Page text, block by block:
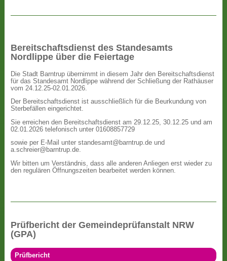
Bereitschaftsdienst des Standesamts
Nordlippe über die Feiertage
Die Stadt Barntrup übernimmt in diesem Jahr den Bereitschaftsdienst
für das Standesamt Nordlippe während der Schließung der Rathäuser
vom 24.12.25-02.01.2026.
Der Bereitschaftsdienst ist ausschließlich für die Beurkundung von
Sterbefällen eingerichtet.
Sie erreichen den Bereitschaftsdienst am 29.12.25, 30.12.25 und am
02.01.2026 telefonisch unter 01608857729
sowie per E-Mail unter standesamt@barntrup.de und
a.schreier@barntrup.de.
Wir bitten um Verständnis, dass alle anderen Anliegen erst wieder zu
den regulären Öffnungszeiten bearbeitet werden können.
Prüfbericht der Gemeindeprüfanstalt NRW
(GPA)
Prüfbericht